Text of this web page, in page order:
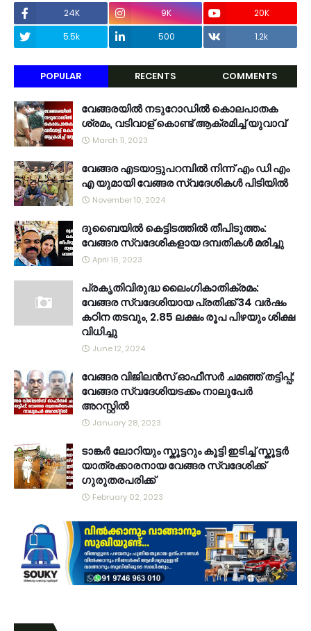
24K 9K
20K
5.5k
500 1.2k
POPULAR RECENTS COMMENTS
വേങ്ങരയിൽ നടുറോഡിൽ കൊലപാതക
ശ്രമം, വടിവാള് കൊണ്ട് ആക്രമിച്ച് യുവാവ്
March 11, 2023
വേങ്ങര എടയാട്ടുപറമ്പിൽ നിന്ന് എം ഡി എം
എ യുമായി വേങ്ങര സ്വദേശികൾ പിടിയിൽ
November 10, 2024
ദുബൈയിൽ കെട്ടിടത്തിൽ തീപിടുത്തം:
വേങ്ങര സ്വദേശികളായ ദമ്പതികൾ മരിച്ചു
April 16, 2023
പ്രകൃതിവിരുദ്ധ ലൈംഗികാതിക്രമം:
വേങ്ങര സ്വദേശിയായ പ്രതിക്ക് 34 വര്‍ഷം
കഠിന തടവും, 2.85 ലക്ഷം രൂപ പിഴയും ശിക്ഷ
വിധിച്ചു
June 12, 2024
വേങ്ങര വിജിലൻസ് ഓഫീസർ ചമഞ്ഞ് തട്ടിപ്പ്;
വേങ്ങര സ്വദേശിയടക്കം നാലുപേർ
അറസ്റ്റിൽ
January 28, 2023
ടാങ്കർ ലോറിയും സ്കൂട്ടറും കൂട്ടി ഇടിച്ച് സ്കൂട്ടർ
യാത്രക്കാരനായ വേങ്ങര സ്വദേശിക്ക്
ഗുരുതരപരിക്ക്
February 02, 2023